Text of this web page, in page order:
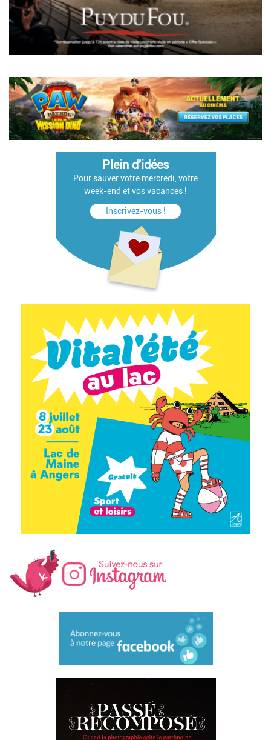
Plein d'idées
Pour sauver votre mercredi, votre
week-end et vos vacances !
Inscrivez-vous !